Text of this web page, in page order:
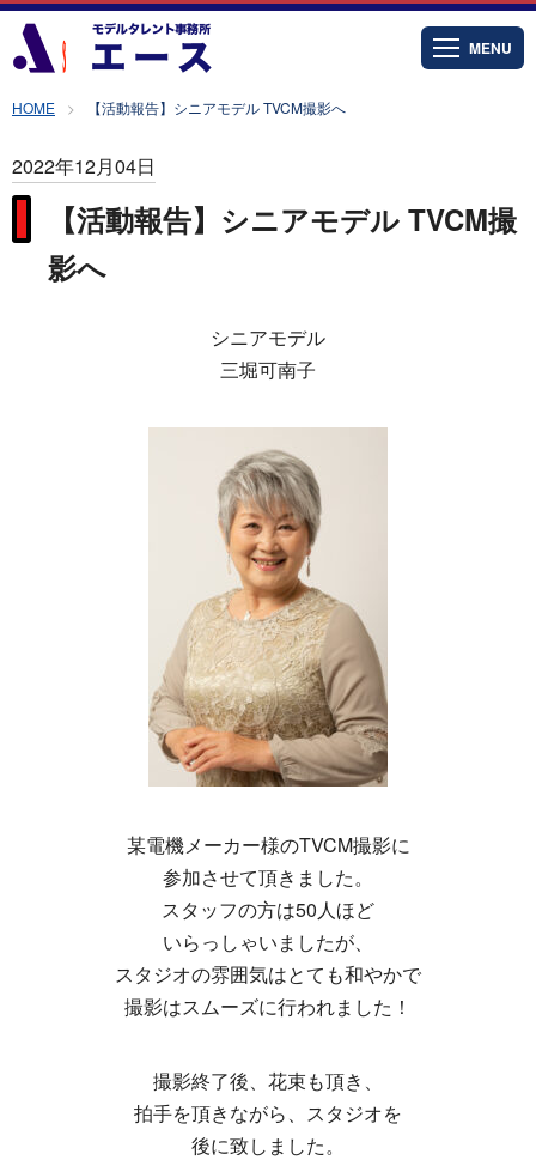
MENU
HOME 【活動報告】シニアモデル TVCM撮影へ
2022年12月04日
【活動報告】シニアモデル TVCM撮
影へ
シニアモデル
三堀可南子
某電機メーカー様のTVCM撮影に
参加させて頂きました。
スタッフの方は50人ほど
いらっしゃいましたが、
スタジオの雰囲気はとても和やかで
撮影はスムーズに行われました！
撮影終了後、花束も頂き、
拍手を頂きながら、スタジオを
後に致しました。